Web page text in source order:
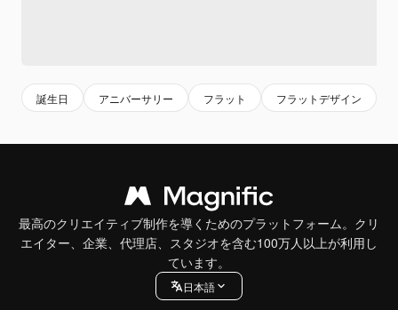
誕生日 アニバーサリー フラット フラットデザイン
最高のクリエイティブ制作を導くためのプラットフォーム。クリ
エイター、企業、代理店、スタジオを含む100万人以上が利用し
ています。
日本語